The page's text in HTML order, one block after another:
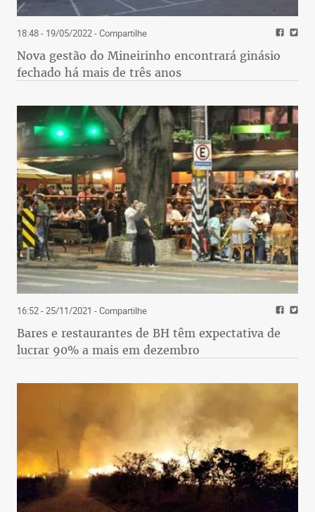
18:48 - 19/05/2022- Compartilhe
Nova gestão do Mineirinho encontrará ginásio
fechado há mais de três anos
16:52 - 25/11/2021 - Compartilhe
Bares e restaurantes de BH têm expectativa de
lucrar 90% a mais em dezembro